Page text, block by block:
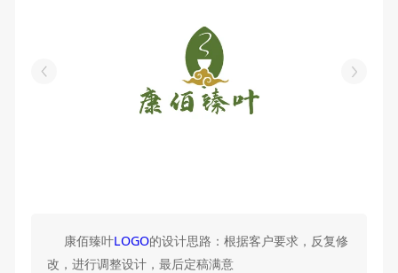
康佰臻叶LOGO的设计思路：根据客户要求，反复修
改，进行调整设计，最后定稿满意